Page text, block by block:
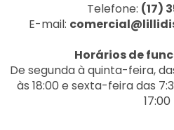
Telefone: (17)
E-mail:
Horários de
De segunda à quinta-feira,
às 18:00 e sexta-feira das
17:00